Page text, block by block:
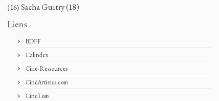
(16) Sacha Guitry(18)
Liens
BDFF
Calindex
Ciné-Ressources
CinéArtistes.com
CineTom